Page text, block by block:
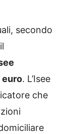
secondo
euro. L’Isee
che